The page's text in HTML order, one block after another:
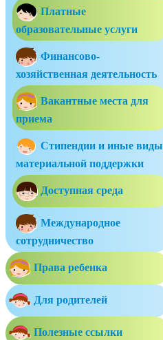
Платные
образовательные услуги
Финансово-
хозяйственная деятельность
Вакантные места для
приема
Стипендии и иные виды
материальной поддержки
Доступная среда
Международное
сотрудничество
Права ребенка
Для родителей
Полезные ссылки